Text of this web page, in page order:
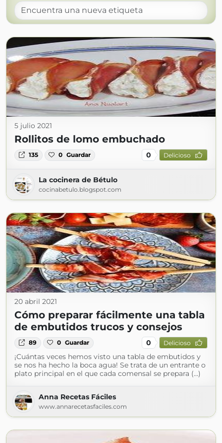
5 julio 2021
Rollitos de lomo embuchado
135 0 Guardar 0 Delicioso
La cocinera de Bétulo
cocinabetulo.blogspot.com
20 abril 2021
Cómo preparar fácilmente una tabla
de embutidos trucos y consejos
89 0 Guardar 0 Delicioso
¡Cuántas veces hemos visto una tabla de embutidos y
se nos ha hecho la boca agua! Se trata de un entrante o
plato principal en el que cada comensal se prepara (...)
Anna Recetas Fáciles
www.annarecetasfaciles.com